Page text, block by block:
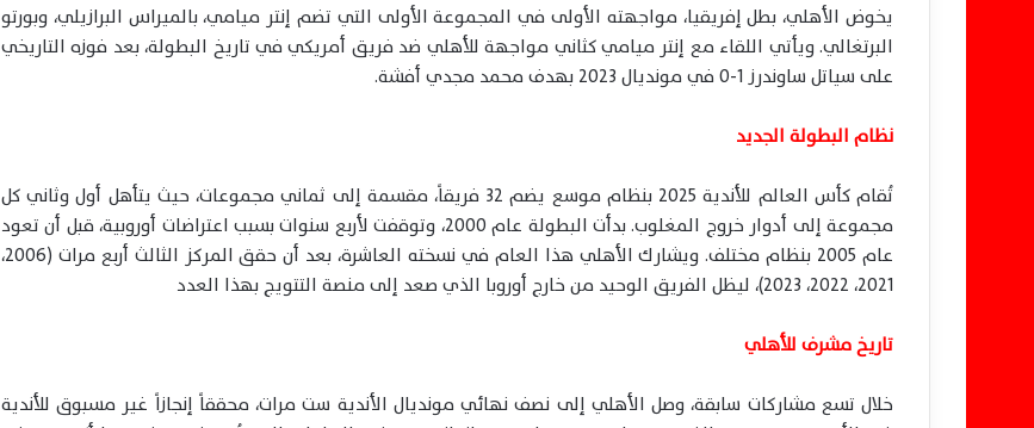
يخوض الأهلي، بطل إفريقيا، مواجهته الأولى في المجموعة الأولى التي تضم إنتر ميامي، بالميراس البرازيلي، وبورتو
البرتغالي. ويأتي اللقاء مع إنتر ميامي كثاني مواجهة للأهلي ضد فريق أمريكي في تاريخ البطولة، بعد فوزه التاريخي
على سياتل ساوندرز 1-0 في مونديال 2023 بهدف محمد مجدي أفشة.
نظام البطولة الجديد
تُقام كأس العالم للأندية 2025 بنظام موسع يضم 32 فريقاً، مقسمة إلى ثماني مجموعات، حيث يتأهل أول وثاني كل
مجموعة إلى أدوار خروج المغلوب. بدأت البطولة عام 2000، وتوقفت لأربع سنوات بسبب اعتراضات أوروبية، قبل أن تعود
عام 2005 بنظام مختلف. ويشارك الأهلي هذا العام في نسخته العاشرة، بعد أن حقق المركز الثالث أربع مرات (2006،
2021، 2022، 2023)، ليظل الفريق الوحيد من خارج أوروبا الذي صعد إلى منصة التتويج بهذا العدد
تاريخ مشرف للأهلي
خلال تسع مشاركات سابقة، وصل الأهلي إلى نصف نهائي مونديال الأندية ست مرات، محققاً إنجازاً غير مسبوق للأندية